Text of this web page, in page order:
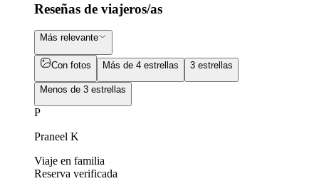
Reseñas de viajeros/as
Más relevante
Con fotos Más de 4 estrellas 3 estrellas
Menos de 3 estrellas
P
Praneel K
Viaje en familia
Reserva verificada